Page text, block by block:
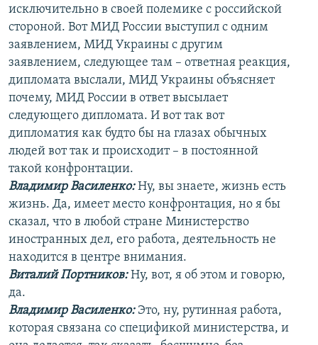
исключительно в своей полемике с российской
стороной. Вот МИД России выступил с одним
заявлением, МИД Украины с другим
заявлением, следующее там – ответная реакция,
дипломата выслали, МИД Украины объясняет
почему, МИД России в ответ высылает
следующего дипломата. И вот так вот
дипломатия как будто бы на глазах обычных
людей вот так и происходит – в постоянной
такой конфронтации.
Владимир Василенко:Ну, вы знаете, жизнь есть
жизнь. Да, имеет место конфронтация, но я бы
сказал, что в любой стране Министерство
иностранных дел, его работа, деятельность не
находится в центре внимания.
Виталий Портников:Ну, вот, я об этом и говорю,
да.
Владимир Василенко:Это, ну, рутинная работа,
которая связана со спецификой министерства, и